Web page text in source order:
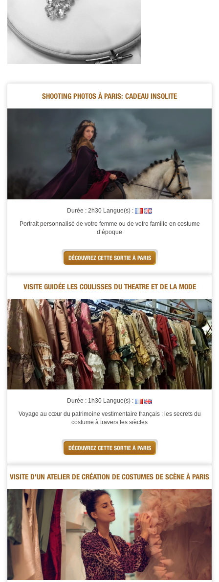
Portrait personnalisé de votre femme ou de votre famille en costume
DÉCOUVREZ CETTE SORTIE À PARIS
Voyage au cœur du patrimoine vestimentaire français : les secrets du
DÉCOUVREZ CETTE SORTIE À PARIS